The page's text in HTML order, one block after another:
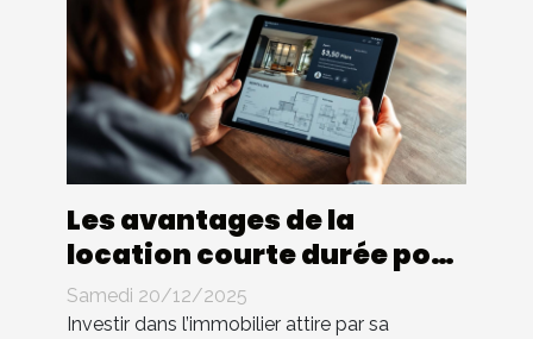
Les avantages de la
location courte durée pour
les investisseurs
immobiliers
Samedi 20/12/2025
Investir dans l’immobilier attire par sa